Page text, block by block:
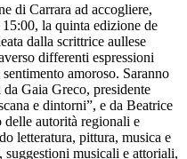
di Carrara ad accogliere,
la quinta edizione de
dalla scrittrice aullese
differenti espressioni
amoroso. Saranno
Gaia Greco, presidente
e dintorni”, e da Beatrice
autorità regionali e
letteratura, pittura, musica e
musicali e attoriali,